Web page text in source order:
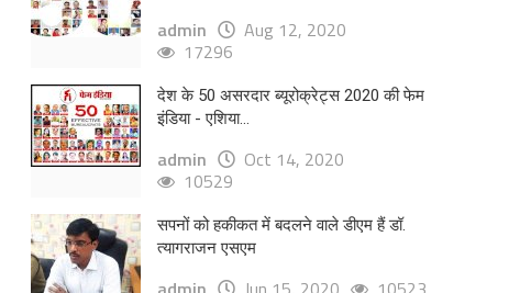
admin
Aug 12, 2020
17296
देश के 50 असरदार ब्यूरोक्रेट्स 2020 की फेम
इंडिया - एशिया...
admin
Oct 14, 2020
10529
सपनों को हकीकत में बदलने वाले डीएम हैं डॉ.
त्यागराजन एसएम